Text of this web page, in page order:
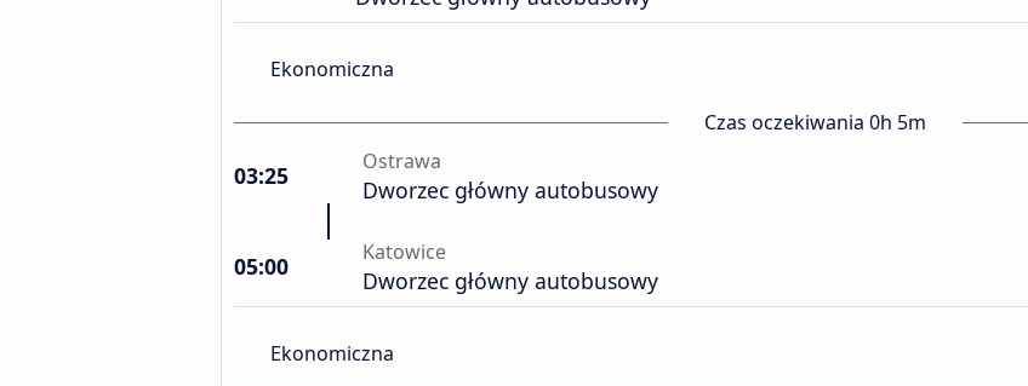
Ekonomiczna
Czas oczekiwania 0h 5m
03:25 Ostrawa
Dworzec główny autobusowy
05:00 Katowice
Dworzec główny autobusowy
Ekonomiczna